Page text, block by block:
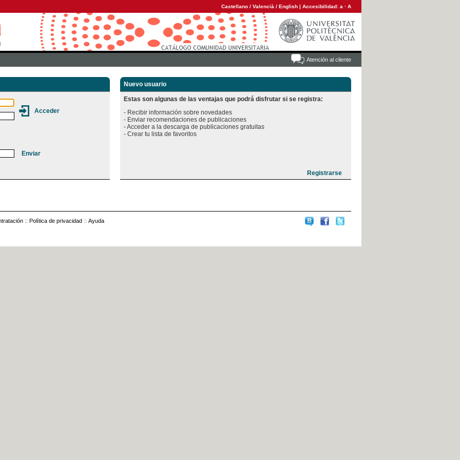
Castellano / Valencià / English | Accesibilidad: a · A
Atención al cliente
Nuevo usuario
Estas son algunas de las ventajas que podrá disfrutar si se registra:
- Recibir información sobre novedades
- Enviar recomendaciones de publicaciones
- Acceder a la descarga de publicaciones gratuitas
:: Política de privacidad :: Ayuda